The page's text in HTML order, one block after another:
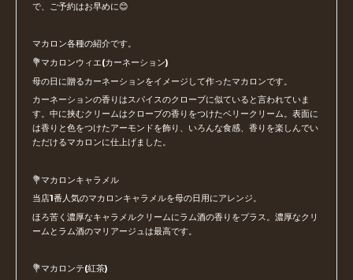
で、ご予約はお早めに😊
マカロン各種の紹介です。
💐マカロンウィエ(カーネーション)
母の日に贈るカーネーションをイメージして作ったマカロンです。
カーネーションの香りはスパイスのクローブに似ていると言われていま
す。中に挟むクリームはクローブの香りをつけたベリークリーム。表面に
は香りと色をつけたアーモンドを飾り、いろんな食感、香りを楽しんでい
ただけるマカロンに仕上げました。
💐マカロンキャラメル
当店1番人気のマカロンキャラメルを母の日用にアレンジ。
ほろ苦く濃厚なキャラメルクリームにラム酒の香りをプラス。濃厚なクリ
ームとラム酒のマリアージュは最高です。
💐マカロンテ(紅茶)